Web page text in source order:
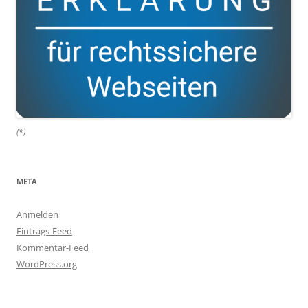
(*)
META
Anmelden
Eintrags-Feed
Kommentar-Feed
WordPress.org